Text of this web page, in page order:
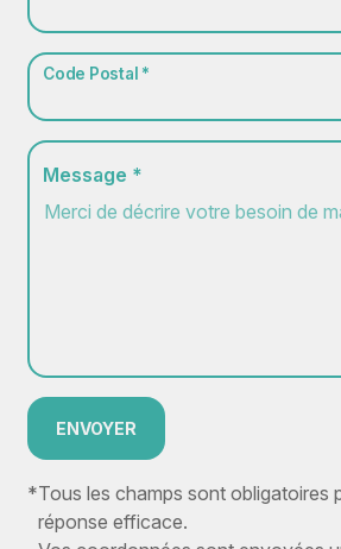
Code Postal *
Message *
ENVOYER
*Tous les champs sont obligatoires
réponse efficace.